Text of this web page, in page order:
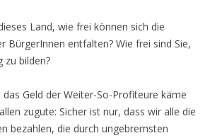
Land, wie frei können sich die
BürgerInnen entfalten? Wie frei sind Sie,
zu bilden?
das Geld der Weiter-So-Profiteure käme
zugute: Sicher ist nur, dass wir alle die
bezahlen, die durch ungebremsten